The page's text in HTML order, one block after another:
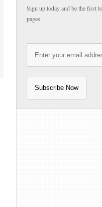
Sign up today and be the first
pages.